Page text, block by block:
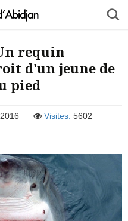
requin
d'un jeune de
pied
Visites: 5602